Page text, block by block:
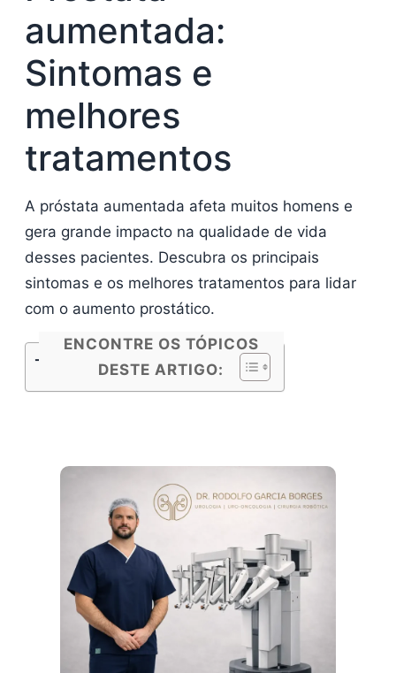
aumentada:
Sintomas e
melhores
tratamentos
A próstata aumentada afeta muitos homens e
gera grande impacto na qualidade de vida
desses pacientes. Descubra os principais
sintomas e os melhores tratamentos para lidar
com o aumento prostático.
ENCONTRE OS TÓPICOS
DESTE ARTIGO:
Tópicos do Conteúdo